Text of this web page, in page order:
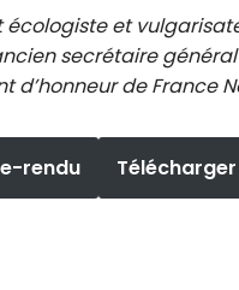
écologiste et
secrétaire
d’honneur de France
rendu